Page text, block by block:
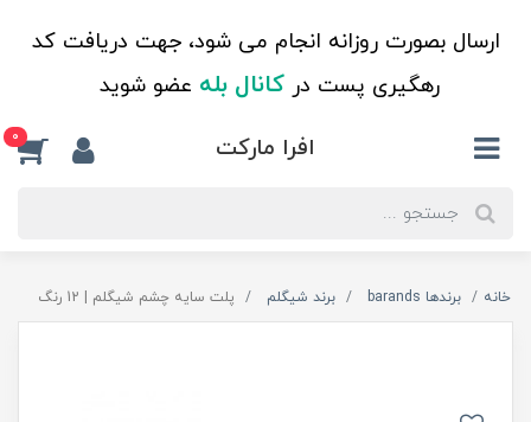
ارسال بصورت روزانه انجام می شود، جهت دریافت کد
رهگیری پست درکانال بله عضو شوید
افرا مارکت 0
خانه برندها barands برند شیگلم پلت سایه چشم شیگلم | 12 رنگ